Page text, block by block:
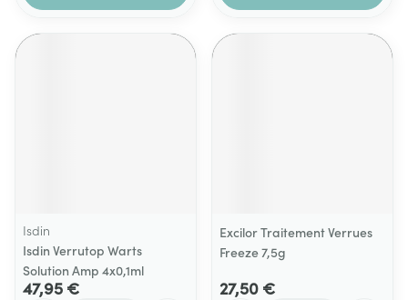
Isdin
Isdin Verrutop Warts
Solution Amp 4x0,1ml
47,95 €
Excilor Traitement Verrues
Freeze 7,5g
27,50 €